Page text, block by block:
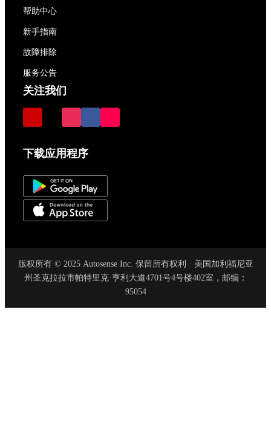
帮助中心
新手指南
故障排除
服务公告
关注我们
下载应用程序
版权所有 © 2025 Autosense Inc. 保留所有权利 · 美国加利福尼亚
州圣克拉拉市帕特里克·亨利大道4701号4号楼402室，邮编：
95054